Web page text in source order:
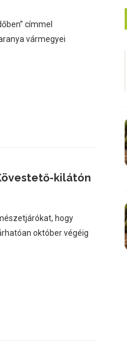
címmel
vármegyei
kilátón
hogy
október végéig